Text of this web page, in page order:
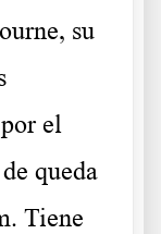
su
el
queda
Tiene